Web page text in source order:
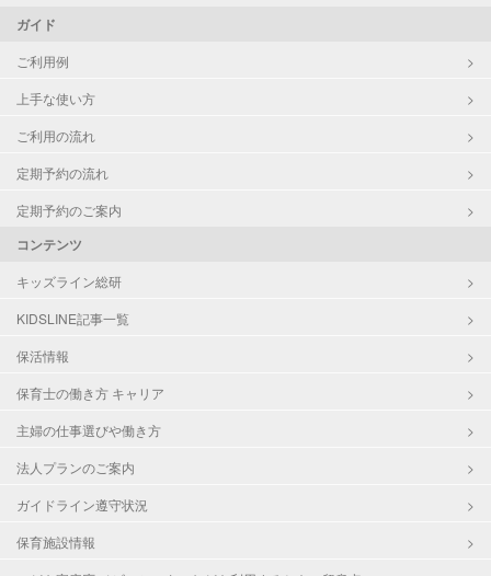
ガイド
ご利用例
上手な使い方
ご利用の流れ
定期予約の流れ
定期予約のご案内
コンテンツ
キッズライン総研
KIDSLINE記事一覧
保活情報
保育士の働き方 キャリア
主婦の仕事選びや働き方
法人プランのご案内
ガイドライン遵守状況
保育施設情報